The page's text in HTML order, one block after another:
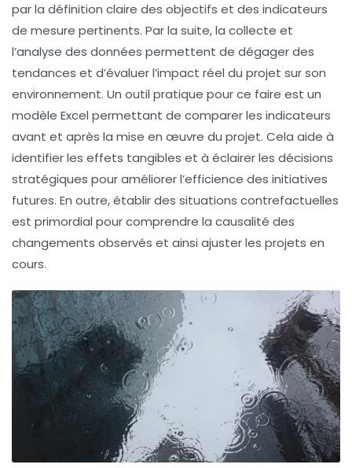
par la définition claire des objectifs et des indicateurs
de mesure pertinents. Par la suite, la collecte et
l’analyse des données permettent de dégager des
tendances et d’évaluer l’impact réel du projet sur son
environnement. Un outil pratique pour ce faire est un
modèle Excel permettant de comparer les indicateurs
avant et après la mise en œuvre du projet. Cela aide à
identifier les effets tangibles et à éclairer les décisions
stratégiques pour améliorer l’efficience des initiatives
futures. En outre, établir des situations contrefactuelles
est primordial pour comprendre la causalité des
changements observés et ainsi ajuster les projets en
cours.